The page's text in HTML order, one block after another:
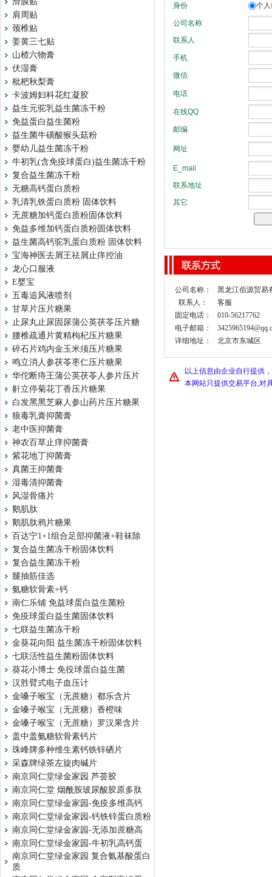
肩周贴
颈椎贴
姜黄三七贴
山楂六物膏
伏湿膏
枇杷秋梨膏
卡波姆妇科花红凝胶
益生元驼乳益生菌冻干粉
免益蛋白益生菌粉
益生菌牛磺酸猴头菇粉
婴幼儿益生菌冻干粉
牛初乳(含免疫球蛋白)益生菌冻干粉
复合益生菌冻干粉
无糖高钙蛋白质粉
乳清乳铁蛋白质粉 固体饮料
无蔗糖加钙蛋白质粉固体饮料
免益多维加钙蛋白质粉固体饮料
益生菌高钙驼乳蛋白质粉 固体饮料
宝海神医去屑王祛屑止痒控油
龙心口服液
E婴宝
五毒追风液喷剂
甘草片压片糖果
止尿丸止尿固尿蒲公英茯苓压片糖
腰椎疏通片黄精枸杞压片糖果
碎石片鸡内金玉米须压片糖果
鸣立消人参茯苓枣仁压片糖果
华佗断痔王蒲公英茯苓人参片压片
鼾立停菊花丁香压片糖果
白发黑黑芝麻人参山药片压片糖果
狼毒乳膏抑菌膏
老中医抑菌膏
神农百草止痒抑菌膏
紫花地丁抑菌膏
真菌王抑菌膏
湿毒清抑菌膏
风湿骨痛片
鹅肌肽
鹅肌肽鸦片糖果
百达宁1+1组合足部抑菌液+鞋袜除
复合益生菌冻干粉固体饮料
复合益生菌冻干粉
腿抽筋佳选
氨糖软骨素+钙
南仁乐铺 免益球蛋白益生菌粉
免疫球蛋白益生菌固体饮料
七联益生菌冻干粉
金葵花向阳 益生菌冻干粉固体饮料
七联活性益生菌粉固体饮料
葵花小博士 免役球蛋白益生菌
汉胜臂式电子血压计
金嗓子喉宝（无蔗糖）都乐含片
金嗓子喉宝（无蔗糖）香橙味
金嗓子喉宝（无蔗糖）罗汉果含片
盖中盖氨糖软骨素钙片
珠峰牌多种维生素钙铁锌硒片
采森牌绿茶左旋肉碱片
南京同仁堂绿金家园 芦荟胶
南京同仁堂 烟酰胺玻尿酸胶原多肽
南京同仁堂绿金家园-免疫多维高钙
南京同仁堂绿金家园-钙铁锌蛋白质粉
南京同仁堂绿金家园-无添加蔗糖高
南京同仁堂绿金家园-牛初乳高钙蛋
南京同仁堂绿金家园 复合氨基酸蛋白
质
公司名称：
黑龙江佰源贸易
联系人：
客服
固定电话：
010-56217762
电子邮箱：
详细地址：
北京市东城区
以上信息由企业自行提供
本网站只提供交易平台,对